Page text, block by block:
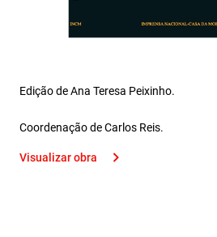
Edição de Ana Teresa Peixinho.
Coordenação de Carlos Reis.
Visualizar obra